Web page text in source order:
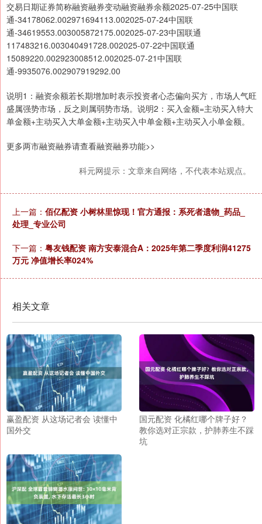
交易日期证券简称融资融券变动融资融券余额2025-07-25中国联
通-34178062.002971694113.002025-07-24中国联
通-34619553.003005872175.002025-07-23中国联通
117483216.003040491728.002025-07-22中国联通
15089220.002923008512.002025-07-21中国联
通-9935076.002907919292.00
说明1：融资余额若长期增加时表示投资者心态偏向买方，市场人气旺
盛属强势市场，反之则属弱势市场。说明2：买入金额=主动买入特大
单金额+主动买入大单金额+主动买入中单金额+主动买入小单金额。
更多两市融资融券请查看融资融券功能>>
科元网提示：文章来自网络，不代表本站观点。
上一篇： 佰亿配资 小树林里惊现！官方通报：系死者遗物_药品_
处理_专业公司
下一篇： 粤友钱配资 南方安泰混合A：2025年第二季度利润41275
万元 净值增长率024%
相关文章
赢盈配资 从这场记者会 读懂中
国外交
国元配资 化橘红哪个牌子好？
教你选对正宗款，护肺养生不踩
坑